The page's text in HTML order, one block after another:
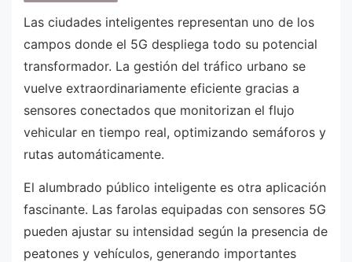
Las ciudades inteligentes representan uno de los
campos donde el 5G despliega todo su potencial
transformador. La gestión del tráfico urbano se
vuelve extraordinariamente eficiente gracias a
sensores conectados que monitorizan el flujo
vehicular en tiempo real, optimizando semáforos y
rutas automáticamente.
El alumbrado público inteligente es otra aplicación
fascinante. Las farolas equipadas con sensores 5G
pueden ajustar su intensidad según la presencia de
peatones y vehículos, generando importantes